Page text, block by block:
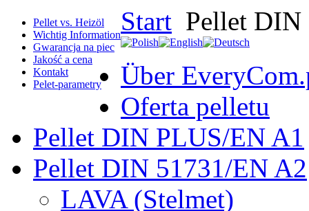
Pellet vs. Heizöl
Wichtig Information
Gwarancja na piec
Jakość a cena
Kontakt
Pelet-parametry
Start Pellet DIN
Über
Oferta pelletu
Pellet DIN PLUS/EN A1
Pellet DIN 51731/EN A2
LAVA (Stelmet)